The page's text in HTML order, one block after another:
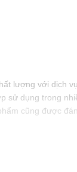
lượng với dịch
sử dụng trong
cũng được